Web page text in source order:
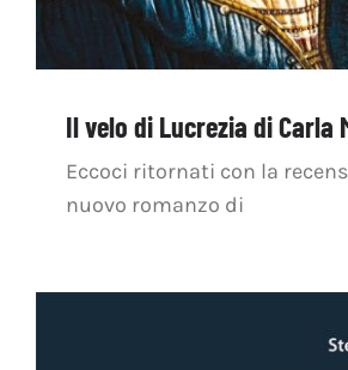
Il velo di Lucrezia di Carla
Eccoci ritornati con la
nuovo romanzo di